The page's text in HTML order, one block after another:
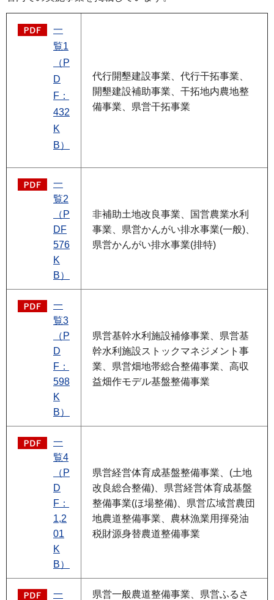
一
覧1
（P
D
F：
432
K
B）
代行開墾建設事業、代行干拓事業、
開墾建設補助事業、干拓地内農地整
備事業、県営干拓事業
一
覧2
（P
DF
576
K
B）
非補助土地改良事業、国営農業水利
事業、県営かんがい排水事業(一般)、
県営かんがい排水事業(排特)
一
覧3
（P
D
F：
598
K
B）
県営基幹水利施設補修事業、県営基
幹水利施設ストックマネジメント事
業、県営畑地帯総合整備事業、高収
益畑作モデル基盤整備事業
一
覧4
（P
D
F：
1,2
01
K
B）
県営経営体育成基盤整備事業、(土地
改良総合整備)、県営経営体育成基盤
整備事業(ほ場整備)、県営広域営農団
地農道整備事業、農林漁業用揮発油
税財源身替農道整備事業
一 県営一般農道整備事業、県営ふるさ